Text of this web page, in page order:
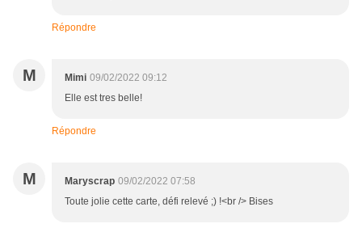
Répondre
M Mimi 09/02/2022 09:12
Elle est tres belle!
Répondre
M Maryscrap 09/02/2022 07:58
Toute jolie cette carte, défi relevé ;) !<br /> Bises